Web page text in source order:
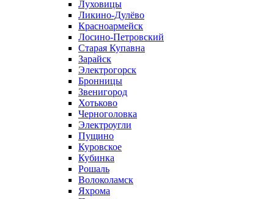
Луховицы
Ликино-Дулёво
Красноармейск
Лосино-Петровский
Старая Купавна
Зарайск
Электрогорск
Бронницы
Звенигород
Хотьково
Черноголовка
Электроугли
Пущино
Куровское
Кубинка
Рошаль
Волоколамск
Яхрома